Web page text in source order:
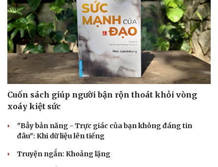
Cải chính
Cuốn sách giúp người bận rộn thoát khỏi vòng
xoáy kiệt sức
"Bẫy bản năng - Trực giác của bạn không đáng tin
đâu": Khi dữ liệu lên tiếng
Truyện ngắn: Khoảng lặng